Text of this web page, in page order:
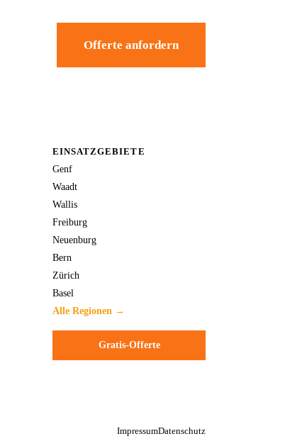
Offerte anfordern
EINSATZGEBIETE
Genf
Waadt
Wallis
Freiburg
Neuenburg
Bern
Zürich
Basel
Alle Regionen →
Gratis-Offerte
ImpressumDatenschutz